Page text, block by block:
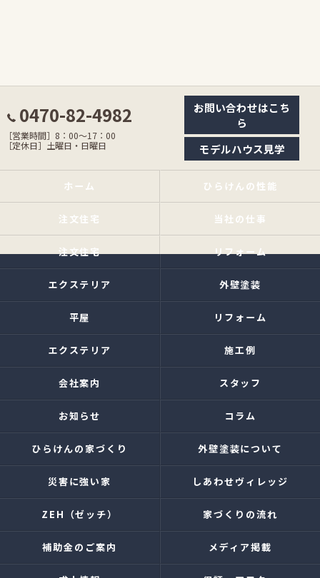
0470-82-4982
［営業時間］8：00〜17：00
［定休日］土曜日・日曜日
お問い合わせはこち
ら
モデルハウス見学
ホーム ひらけんの性能
注文住宅 当社の仕事
注文住宅 リフォーム
エクステリア 外壁塗装
平屋 リフォーム
エクステリア 施工例
会社案内 スタッフ
お知らせ コラム
ひらけんの家づくり 外壁塗装について
災害に強い家 しあわせヴィレッジ
ZEH（ゼッチ） 家づくりの流れ
補助金のご案内 メディア掲載